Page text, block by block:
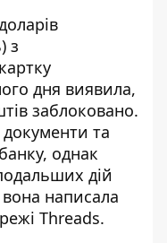
з
дня виявила,
заблоковано.
документи та
однак
дій
написала
Threads.